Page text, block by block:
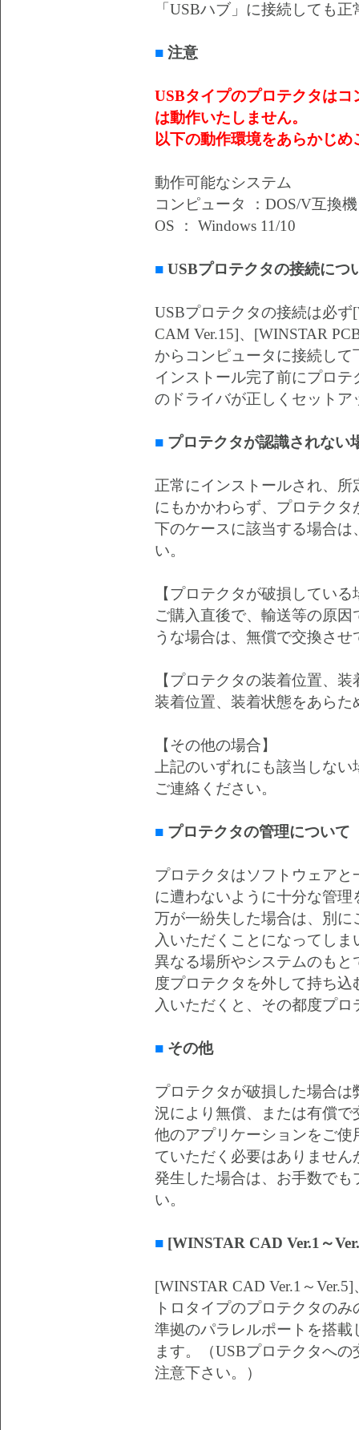
「USBハブ」に接続しても
■ 注意
USBタイプのプロテクタは
は動作いたしません。
以下の動作環境をあらかじ
動作可能なシステム
コンピュータ ：DOS/V互換機
OS ： Windows 11/10
■ USBプロテクタの接続につ
USBプロテクタの接続は必ず
CAM Ver.15]、[WINSTAR
からコンピュータに接続して
インストール完了前にプロ
のドライバが正しくセットア
■ プロテクタが認識されない
正常にインストールされ、
にもかかわらず、プロテク
下のケースに該当する場合
い。
【プロテクタが破損している
ご購入直後で、輸送等の原
うな場合は、無償で交換さ
【プロテクタの装着位置、
装着位置、装着状態をあら
【その他の場合】
上記のいずれにも該当しな
ご連絡ください。
■ プロテクタの管理について
プロテクタはソフトウェア
に遭わないように十分な管
万が一紛失した場合は、別
入いただくことになってしま
異なる場所やシステムのも
度プロテクタを外して持ち
入いただくと、その都度プ
■ その他
プロテクタが破損した場合
況により無償、または有償
他のアプリケーションをご
ていただく必要はありませ
発生した場合は、お手数で
い。
■ [WINSTAR CAD Ver.1～
[WINSTAR CAD Ver.1～
トロタイプのプロテクタの
準拠のパラレルポートを搭
ます。（USBプロテクタへ
注意下さい。）